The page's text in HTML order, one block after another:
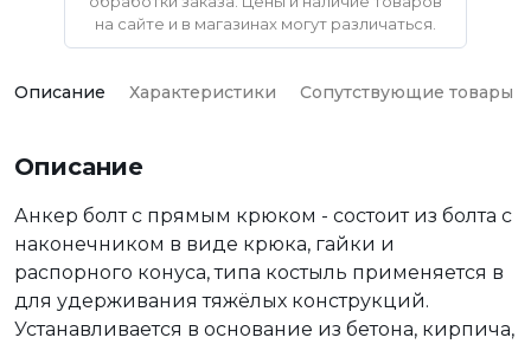
на сайте и в магазинах могут различаться.
Описание Характеристики Сопутствующие товары
Описание
Анкер болт с прямым крюком - состоит из болта с
наконечником в виде крюка, гайки и
распорного конуса, типа костыль применяется в
для удерживания тяжёлых конструкций.
Устанавливается в основание из бетона, кирпича,